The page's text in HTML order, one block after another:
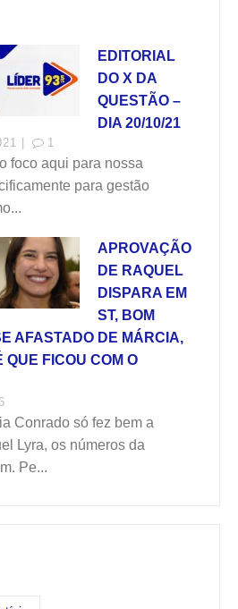
EDITORIAL
DO X DA
QUESTÃO –
DIA 20/10/21
| 1
foco aqui para nossa
para gestão
APROVAÇÃO
DE RAQUEL
DISPARA EM
ST, BOM
AFASTADO DE MÁRCIA,
QUE FICOU COM O
Conrado só fez bem a
Lyra, os números da
Pe...